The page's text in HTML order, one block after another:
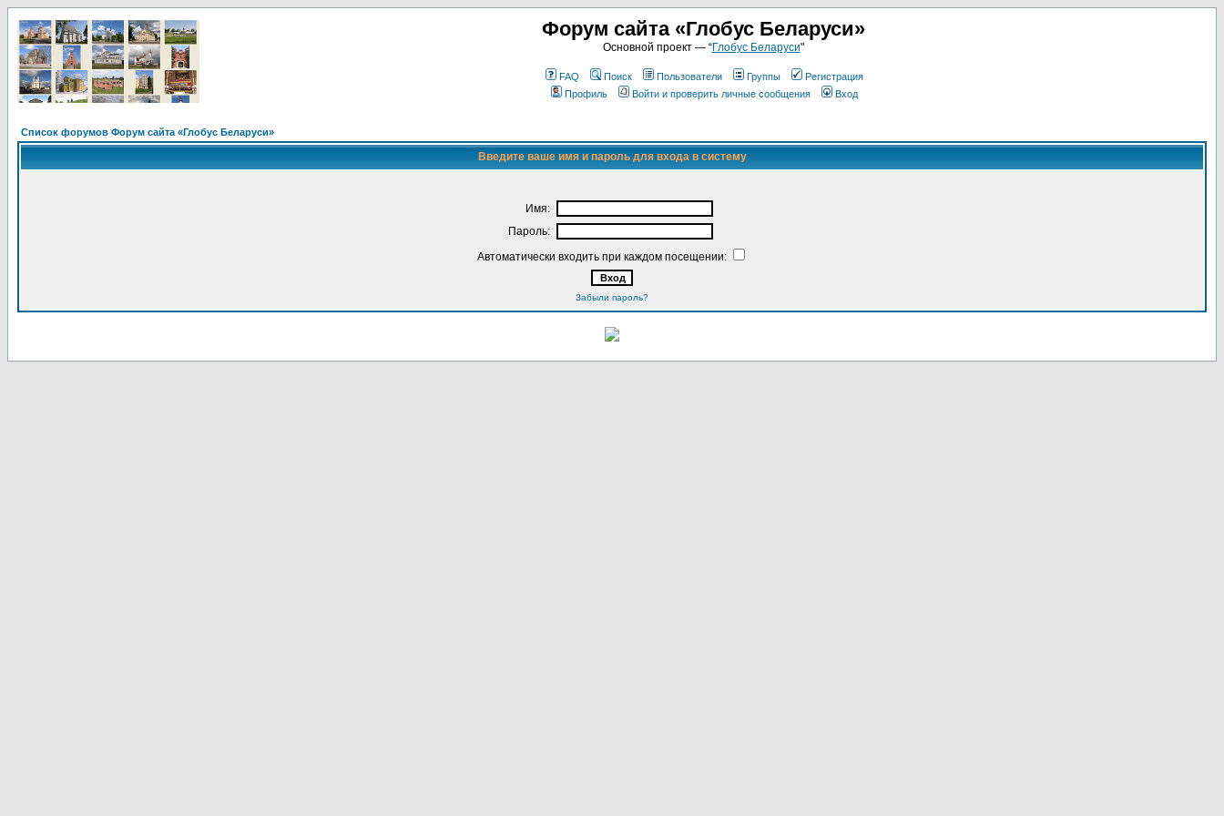
Форум сайта «Глобус Беларуси»
Основной проект — “Глобус Беларуси"
FAQ Поиск Пользователи Группы
Регистрация
Профиль
Войти и проверить личные сообщения Вход
Список форумов Форум сайта «Глобус Беларуси»
Введите ваше имя и пароль для входа в систему
Имя:
Пароль:
Автоматически входить при каждом посещении:
Забыли пароль?